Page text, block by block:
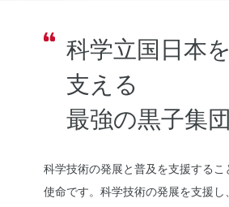
科学立国日本を
支える
最強の黒子集
科学技術の発展と普及を支援するこ
使命です。科学技術の発展を支援し